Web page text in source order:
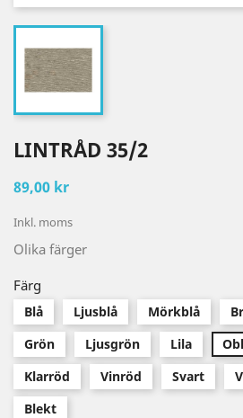
LINTRÅD 35/2
89,00 kr
Inkl. moms
Olika färger
Färg
Blå Ljusblå Mörkblå
Grön
Ljusgrön Lila
Klarröd
Vinröd Svart
Blekt